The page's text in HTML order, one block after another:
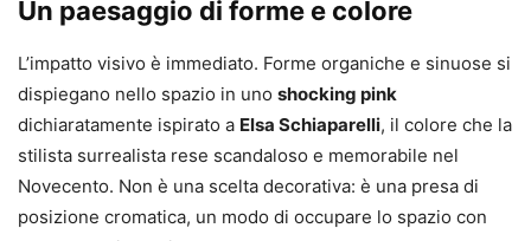
Un paesaggio di forme e colore
L’impatto visivo è immediato. Forme organiche e sinuose si
dispiegano nello spazio in uno shocking pink
dichiaratamente ispirato a Elsa Schiaparelli, il colore che la
stilista surrealista rese scandaloso e memorabile nel
Novecento. Non è una scelta decorativa: è una presa di
posizione cromatica, un modo di occupare lo spazio con